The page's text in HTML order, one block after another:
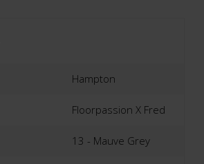
Hampton
Floorpassion X Fred
13 - Mauve Grey